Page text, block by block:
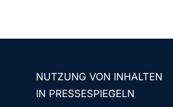
NUTZUNG VON INHALTEN
IN PRESSESPIEGELN